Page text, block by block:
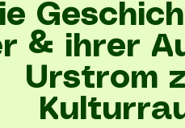
& ihrer
Urstrom